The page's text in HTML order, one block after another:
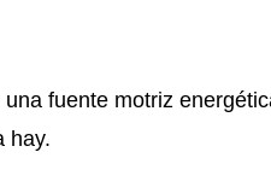
fuente motriz
hay.